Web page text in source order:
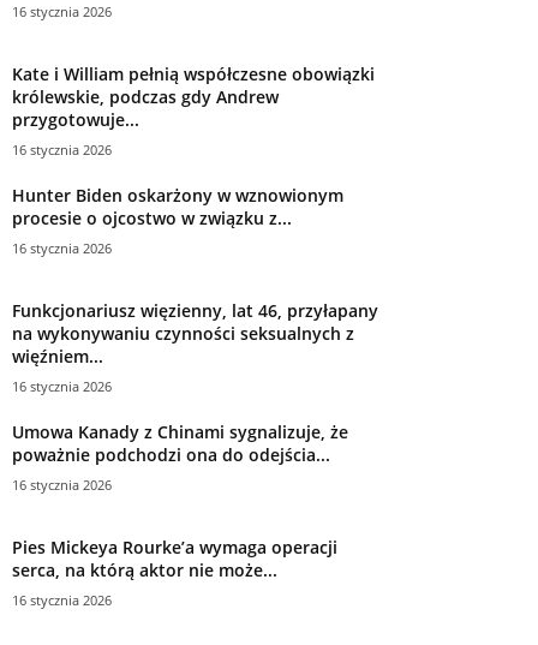
16 stycznia 2026
Kate i William pełnią współczesne obowiązki
królewskie, podczas gdy Andrew
przygotowuje...
16 stycznia 2026
Hunter Biden oskarżony w wznowionym
procesie o ojcostwo w związku z...
16 stycznia 2026
Funkcjonariusz więzienny, lat 46, przyłapany
na wykonywaniu czynności seksualnych z
więźniem...
16 stycznia 2026
Umowa Kanady z Chinami sygnalizuje, że
poważnie podchodzi ona do odejścia...
16 stycznia 2026
Pies Mickeya Rourke’a wymaga operacji
serca, na którą aktor nie może...
16 stycznia 2026